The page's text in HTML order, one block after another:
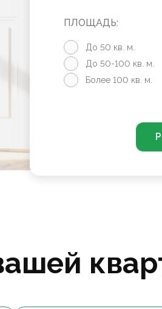
ПЛОЩАДЬ:
До 50 кв. м.
До 50-100 кв. м.
Более 100 кв. м.